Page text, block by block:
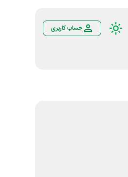
حساب کاربری